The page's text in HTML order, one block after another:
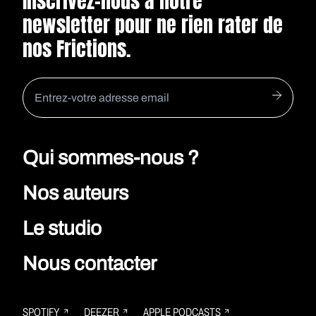
newsletter pour ne rien rater de
nos Frictions.
Qui sommes-nous ?
Nos auteurs
Le studio
Nous contacter
SPOTIFY DEEZER APPLE PODCASTS